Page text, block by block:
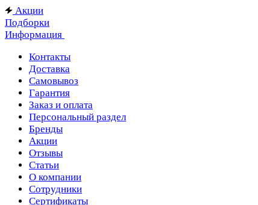
Акции
Подборки
Информация
Контакты
Доставка
Самовывоз
Гарантия
Заказ и оплата
Персональный раздел
Бренды
Акции
Отзывы
Статьи
О компании
Сотрудники
Сертификаты